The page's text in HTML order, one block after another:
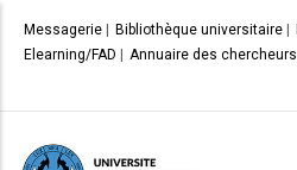
principal
Messagerie Bibliothèque universitaire
Elearning/FAD
Annuaire des chercheurs